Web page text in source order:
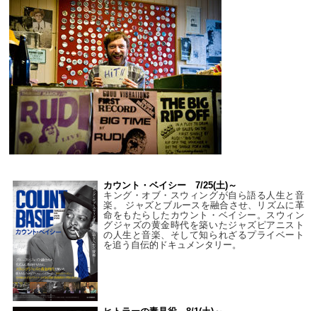
カウント・ベイシー 7/25(土)～
キング・オブ・スウィングが自ら語る人生と音
楽。 ジャズとブルースを融合させ、リズムに革
命をもたらしたカウント・ベイシー。スウィン
グジャズの黄金時代を築いたジャズピアニスト
の人生と音楽、そして知られざるプライベート
を追う自伝的ドキュメンタリー。